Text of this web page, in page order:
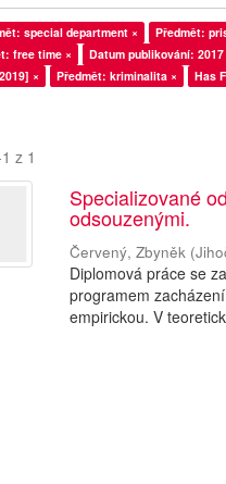
special department × Předmět:
free time × Datum publikování: 2017
×
Předmět: kriminalita × Has
z 1
Specializované
odsouzenými.
Červený, Zbyněk (
Diplomová práce se
programem
empirickou. V